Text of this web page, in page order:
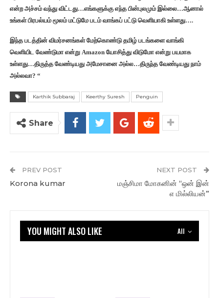
என்ற அச்சம் வந்து விட்டது…எங்களுக்கு எந்த பின்புலமும் இல்லை…ஆனால்
உங்கள் பிரபல்யம் மூலம் மட்டுமே படம் வாங்கப் பட்டு வெளியாகி உள்ளது….
இந்த படத்தின் விமர்சனங்கள் மேற்கொண்டு தமிழ் படங்களை வாங்கி
வெளியிட வேண்டுமா என்று Amazon யோசித்து விடுமோ என்று பயமாக
உள்ளது…திருத்த வேண்டியது அமேசானை அல்ல…திருந்த வேண்டியது நாம்
அல்லவா? “
Karthik Subbaraj Keerthy Suresh Penguin
Share
PREV POST
Korona kumar
NEXT POST
மஞ்சிமா மோகனின் “ஒன் இன்
எ மில்லியன்”
All
YOU MIGHT ALSO LIKE